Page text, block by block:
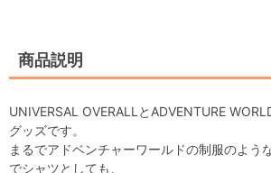
商品説明
UNIVERSAL OVERALLとADVENTURE
グッズです。
まるでアドベンチャーワールドの制服のよう
でシャツとしても、